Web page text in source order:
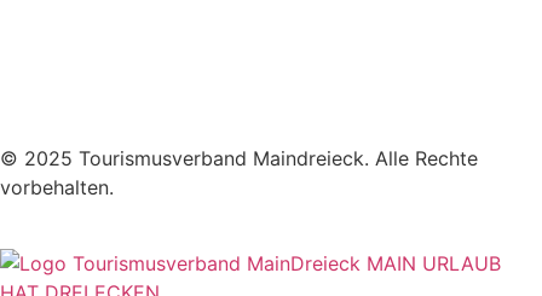
© 2025 Tourismusverband Maindreieck. Alle Rechte
vorbehalten.